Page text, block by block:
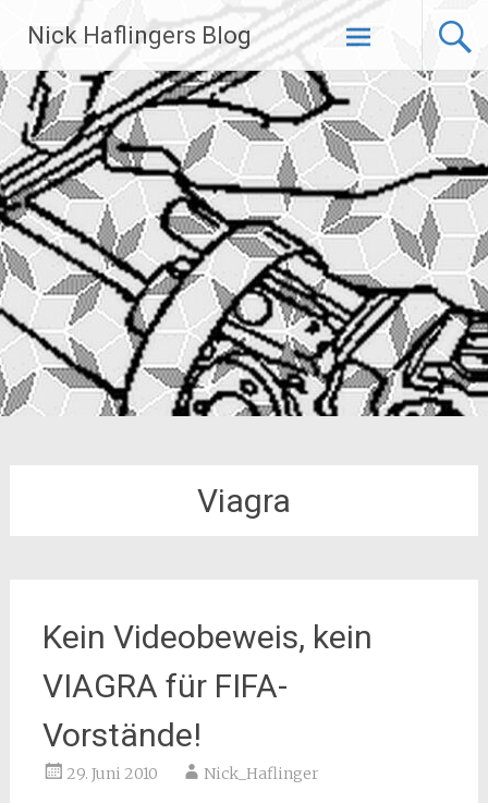
Inhalt
springen
Nick Haflingers Blog
Viagra
Kein Videobeweis, kein
VIAGRA für FIFA-
Vorstände!
29. Juni 2010 Nick_Haflinger